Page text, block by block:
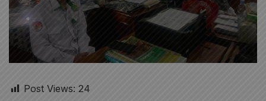
Post Views: 24